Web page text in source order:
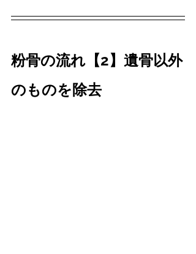
粉骨の流れ【2】遺骨以外
のものを除去